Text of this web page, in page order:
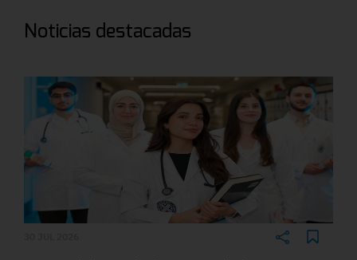
Noticias destacadas